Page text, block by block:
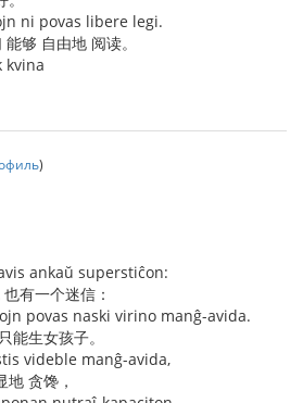
ni povas libere legi.
够 自由地 阅读。
kvina
)
ankaŭ superstiĉon:
有一个迷信：
povas naski virino manĝ-avida.
能生女孩子。
videble manĝ-avida,
贪馋，